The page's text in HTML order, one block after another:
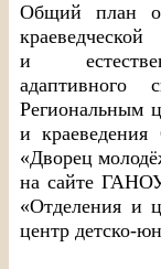
Общий план
краеведческой
и
адаптивного
Региональным
и
«Дворец
на сайте
«Отделения и
центр детско-